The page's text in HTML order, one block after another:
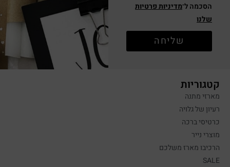
הסכמה ל־מדיניות פרטיות
שלנו
שליחה
קטגוריות
מארזי מתנה
רעיון של גלויה
כרטיסי ברכה
מוצרי נייר
הרכיבו מארז משלכם
SALE